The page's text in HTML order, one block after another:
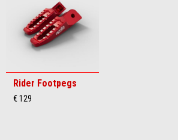
Rider Footpegs
€ 129